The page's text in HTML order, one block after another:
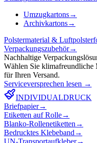
Umzugkartons→
Archivkartons→
Polstermaterial &
Verpackungszubehör→
Nachhaltige
Wählen Sie klimafreundliche
für Ihren Versand.
Serviceversprechen lesen →
INDIVIDUALDRUCK
Briefpapier→
Etiketten auf Rolle→
Blanko-Rollenetiketten →
Bedrucktes Klebeband →
UN-Transportaufkleber→